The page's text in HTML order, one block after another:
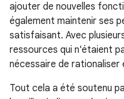
ajouter de nouvelles
également maintenir ses
satisfaisant. Avec
ressources qui n'étaient
nécessaire de rationaliser
Tout cela a été soutenu